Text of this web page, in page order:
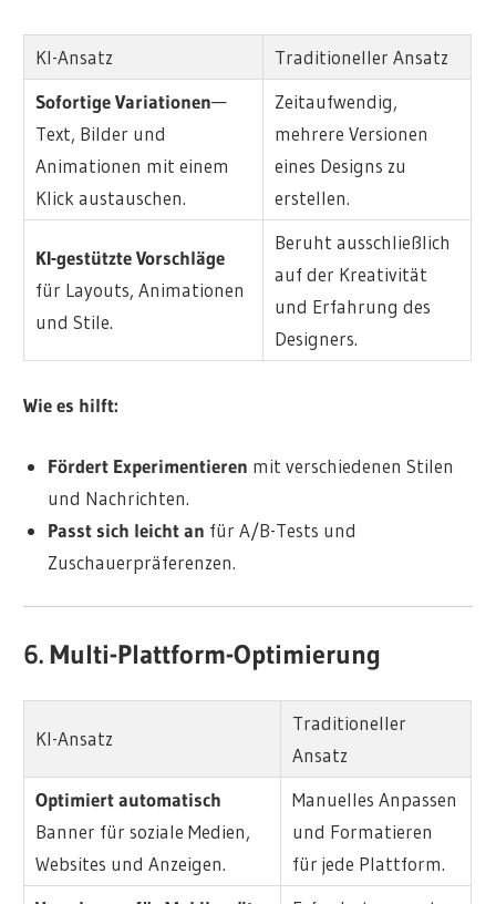
KI-Ansatz
Traditioneller Ansatz
Sofortige Variationen—
Text, Bilder und
Animationen mit einem
Klick austauschen.
Zeitaufwendig,
mehrere Versionen
eines Designs zu
erstellen.
KI-gestützte Vorschläge
für Layouts, Animationen
und Stile.
Beruht ausschließlich
auf der Kreativität
und Erfahrung des
Designers.
Wie es hilft:
Fördert Experimentieren mit verschiedenen Stilen
und Nachrichten.
Passt sich leicht an für A/B-Tests und
Zuschauerpräferenzen.
6. Multi-Plattform-Optimierung
KI-Ansatz
Traditioneller
Ansatz
Optimiert automatisch
Banner für soziale Medien,
Websites und Anzeigen.
Manuelles Anpassen
und Formatieren
für jede Plattform.